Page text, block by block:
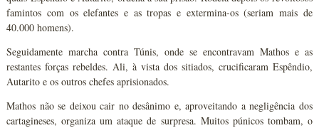
famintos com os elefantes e as tropas e extermina-os (seriam mais de
40.000 homens).
Seguidamente marcha contra Túnis, onde se encontravam Mathos e as
restantes forças rebeldes. Ali, à vista dos sitiados, crucificaram Espêndio,
Autarito e os outros chefes aprisionados.
Mathos não se deixou cair no desânimo e, aproveitando a negligência dos
cartagineses, organiza um ataque de surpresa. Muitos púnicos tombam, o